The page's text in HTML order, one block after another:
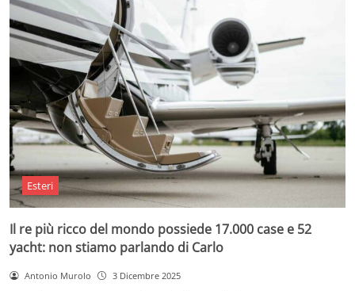
Esteri
Il re più ricco del mondo possiede 17.000 case e 52
yacht: non stiamo parlando di Carlo
Antonio Murolo 3 Dicembre 2025